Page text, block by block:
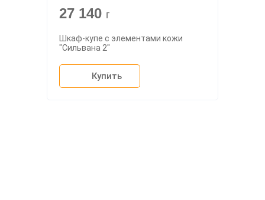
27 140 г
Шкаф-купе с элементами кожи
"Сильвана 2"
Купить